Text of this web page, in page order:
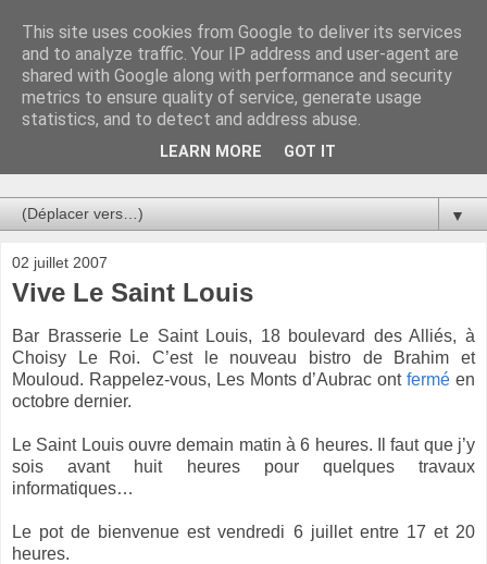
Au bistro !
La connerie étant le seul chemin susceptible de nous faire
entrevoir une parcelle de vérité, utilisons la par des moyens
de communication efficaces. Le temps qu'on remplisse nos
▼
02 juillet 2007
Vive Le Saint Louis
Bar Brasserie Le Saint Louis, 18 boulevard des Alliés, à
Choisy Le Roi. C’est le nouveau bistro de Brahim et
Mouloud. Rappelez-vous, Les Monts d’Aubrac ont fermé en
octobre dernier.
Le Saint Louis ouvre demain matin à 6 heures. Il faut que j’y
sois avant huit heures pour quelques travaux
informatiques…
Le pot de bienvenue est vendredi 6 juillet entre 17 et 20
heures.
This site uses cookies from Google to deliver its services
and to analyze traffic. Your IP address and user-agent are
shared with Google along with performance and security
metrics to ensure quality of service, generate usage
statistics, and to detect and address abuse.
LEARN MORE GOT IT